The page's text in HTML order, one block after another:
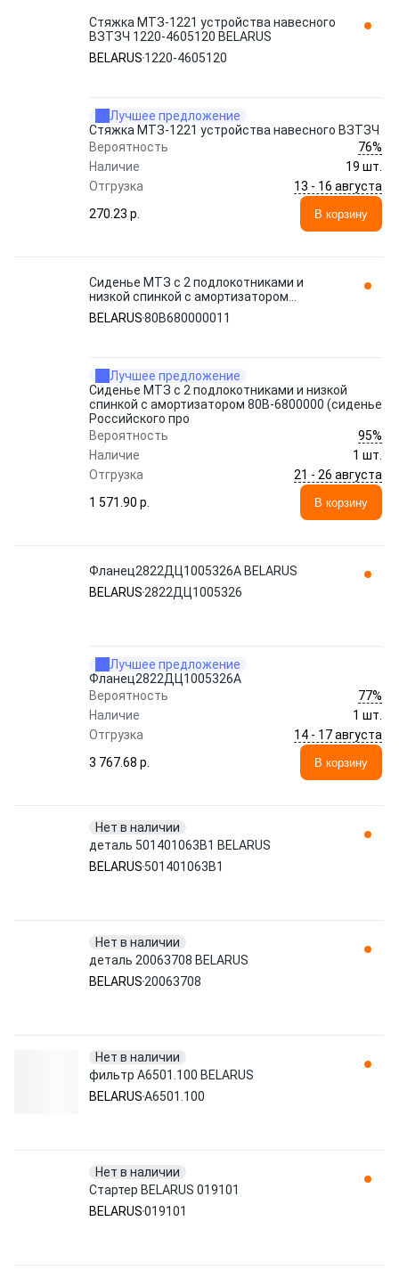
Стяжка МТЗ-1221 устройства навесного
ВЗТЗЧ 1220-4605120 BELARUS
BELARUS 1220-4605120
Лучшее предложение
Стяжка МТЗ-1221 устройства навесного ВЗТЗЧ
Вероятность
76%
Наличие
19 шт.
Отгрузка
13 - 16 августа
270.23 p.
В корзину
Сиденье МТЗ с 2 подлокотниками и
низкой спинкой с амортизатором
80В-6800000 (сиденье Российского про
80В680000011 BELARUS
BELARUS80В680000011
Лучшее предложение
Сиденье МТЗ с 2 подлокотниками и низкой
спинкой с амортизатором 80В-6800000 (сиденье
Российского про
Вероятность
95%
Наличие
1 шт.
Отгрузка
21 - 26 августа
1 571.90 p.
В корзину
Фланец2822ДЦ1005326A BELARUS
BELARUS 2822ДЦ1005326
Лучшее предложение
Фланец2822ДЦ1005326A
Вероятность
77%
Наличие
1 шт.
Отгрузка
14 - 17 августа
3 767.68 p.
В корзину
Нет в наличии
деталь 501401063B1 BELARUS
BELARUS 501401063B1
Нет в наличии
деталь 20063708 BELARUS
BELARUS 20063708
Нет в наличии
фильтр A6501.100 BELARUS
BELARUSA6501.100
Нет в наличии
Стартер BELARUS 019101
BELARUS019101